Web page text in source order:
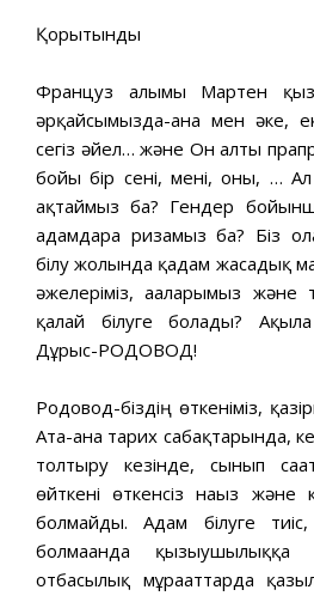
Қорытынды
Француз ғалымы Мартен
әрқайсымызда-ана мен әке,
сегіз әйел… және Он алты
бойы бір сені, мені, оны, … Ал
ақтаймыз ба? Гендер
адамдарға ризамыз ба? Біз
білу жолында қадам жасадық
әжелеріміз, ағаларымыз және
қалай білуге болады?
Дұрыс-РОДОВОД!
Родовод-біздің өткеніміз,
Ата-ана тарих сабақтарында,
толтыру кезінде, сынып
өйткені өткенсіз нағыз және
болмайды. Адам білуге
болмағанда қызығушылыққа
отбасылық мұрағаттарда